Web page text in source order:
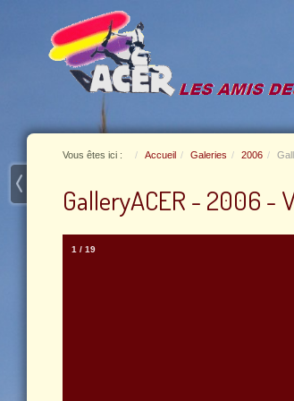
Vous êtes ici : Accueil Galeries 2006
GalleryACER - 2006 -
1 / 19